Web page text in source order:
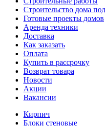
Строительство дома
Готовые проекты домов
Аренда техники
Доставка
Как заказать
Оплата
Купить в рассрочку
Возврат товара
Новости
Акции
Вакансии
Кирпич
Блоки стеновые